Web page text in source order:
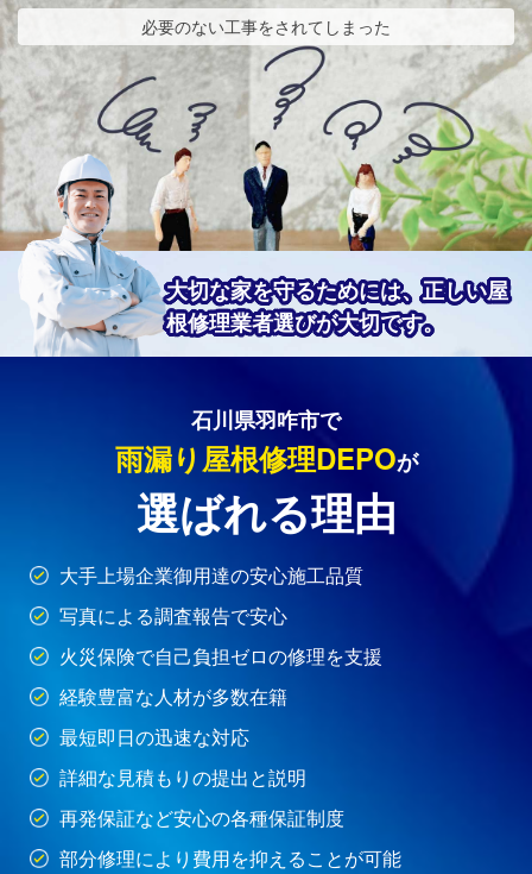
必要のない工事をされてしまった
大切な家を守るためには、正しい屋
根修理業者選びが大切です。
石川県羽咋市で
雨漏り屋根修理DEPOが
選ばれる理由
大手上場企業御用達の安心施工品質
写真による調査報告で安心
火災保険で自己負担ゼロの修理を支援
経験豊富な人材が多数在籍
最短即日の迅速な対応
詳細な見積もりの提出と説明
再発保証など安心の各種保証制度
部分修理により費用を抑えることが可能